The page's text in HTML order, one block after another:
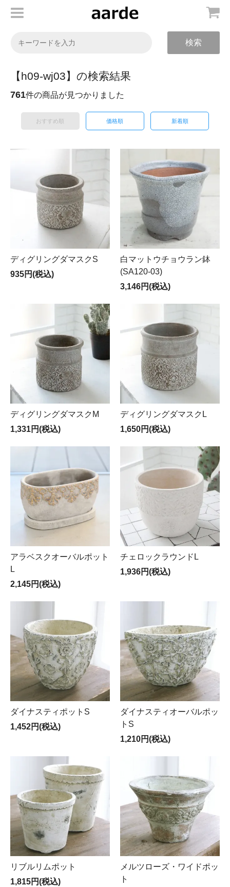
検索
【h09-wj03】の検索結果
761件の商品が見つかりました
おすすめ順 価格順 新着順
ディグリングダマスクS
935円(税込)
白マットウチョウラン鉢
(SA120-03)
3,146円(税込)
ディグリングダマスクM
1,331円(税込)
ディグリングダマスクL
1,650円(税込)
アラベスクオーバルポット
L
2,145円(税込)
チェロックラウンドL
1,936円(税込)
ダイナスティポットS
1,452円(税込)
ダイナスティオーバルポッ
トS
1,210円(税込)
リブルリムポット
1,815円(税込)
メルツローズ・ワイドポッ
ト